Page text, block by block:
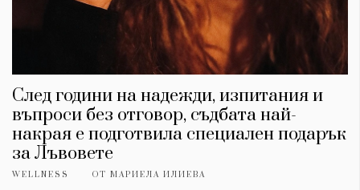
След години на надежди, изпитания и
въпроси без отговор, съдбата най-
накрая е подготвила специален подарък
за Лъвовете
WELLNESS ОТ МАРИЕЛА ИЛИЕВА